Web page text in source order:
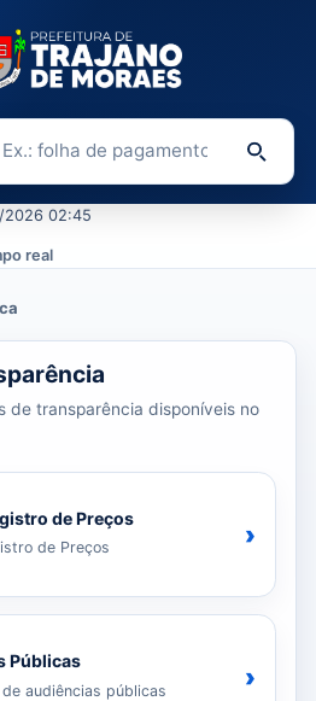
2026 02:45
real
banco de dados.
de transparência disponíveis no
de Preços
de Preços ›
Públicas
audiências públicas ›